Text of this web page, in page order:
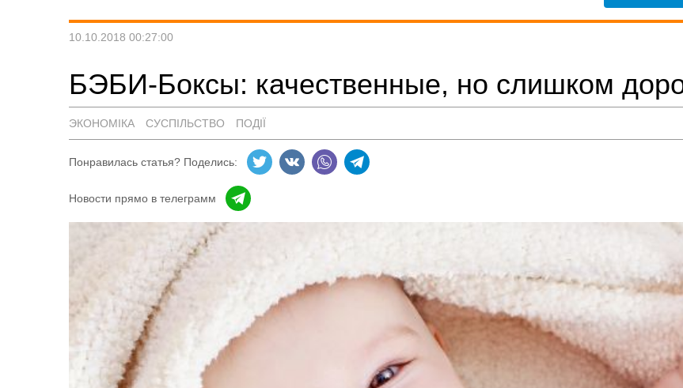
10.10.2018 00:27:00
БЭБИ-Боксы: качественные, но слишком
ЭКОНОМІКА СУСПІЛЬСТВО ПОДІЇ
Понравилась статья? Поделись:
Новости прямо в телеграмм